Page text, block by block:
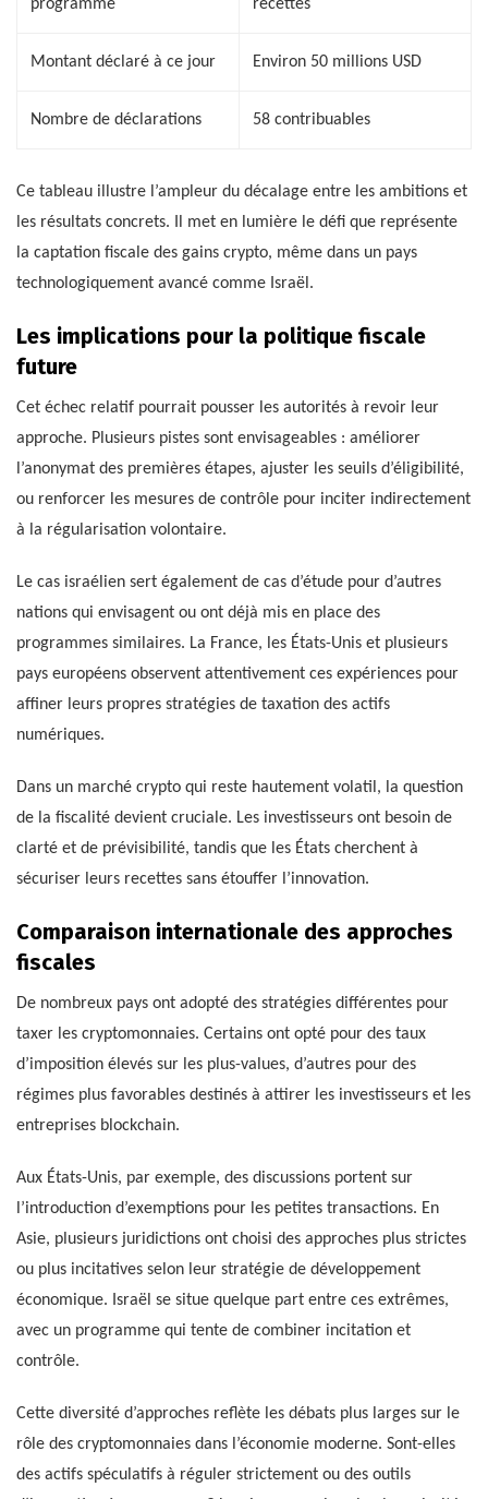
programme recettes
Montant déclaré à ce jour Environ 50 millions USD
Nombre de déclarations 58 contribuables
Ce tableau illustre l’ampleur du décalage entre les ambitions et
les résultats concrets. Il met en lumière le défi que représente
la captation fiscale des gains crypto, même dans un pays
technologiquement avancé comme Israël.
Les implications pour la politique fiscale
future
Cet échec relatif pourrait pousser les autorités à revoir leur
approche. Plusieurs pistes sont envisageables : améliorer
l’anonymat des premières étapes, ajuster les seuils d’éligibilité,
ou renforcer les mesures de contrôle pour inciter indirectement
à la régularisation volontaire.
Le cas israélien sert également de cas d’étude pour d’autres
nations qui envisagent ou ont déjà mis en place des
programmes similaires. La France, les États-Unis et plusieurs
pays européens observent attentivement ces expériences pour
affiner leurs propres stratégies de taxation des actifs
numériques.
Dans un marché crypto qui reste hautement volatil, la question
de la fiscalité devient cruciale. Les investisseurs ont besoin de
clarté et de prévisibilité, tandis que les États cherchent à
sécuriser leurs recettes sans étouffer l’innovation.
Comparaison internationale des approches
fiscales
De nombreux pays ont adopté des stratégies différentes pour
taxer les cryptomonnaies. Certains ont opté pour des taux
d’imposition élevés sur les plus-values, d’autres pour des
régimes plus favorables destinés à attirer les investisseurs et les
entreprises blockchain.
Aux États-Unis, par exemple, des discussions portent sur
l’introduction d’exemptions pour les petites transactions. En
Asie, plusieurs juridictions ont choisi des approches plus strictes
ou plus incitatives selon leur stratégie de développement
économique. Israël se situe quelque part entre ces extrêmes,
avec un programme qui tente de combiner incitation et
contrôle.
Cette diversité d’approches reflète les débats plus larges sur le
rôle des cryptomonnaies dans l’économie moderne. Sont-elles
des actifs spéculatifs à réguler strictement ou des outils